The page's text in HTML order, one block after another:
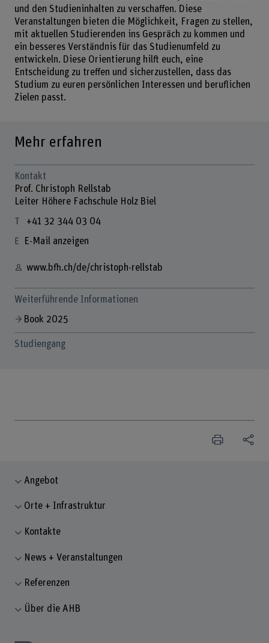
und den Studieninhalten zu verschaffen. Diese
Veranstaltungen bieten die Möglichkeit, Fragen zu stellen,
mit aktuellen Studierenden ins Gespräch zu kommen und
ein besseres Verständnis für das Studienumfeld zu
entwickeln. Diese Orientierung hilft euch, eine
Entscheidung zu treffen und sicherzustellen, dass das
Studium zu euren persönlichen Interessen und beruflichen
Zielen passt.
Mehr erfahren
Kontakt
Prof. Christoph Rellstab
Leiter Höhere Fachschule Holz Biel
+41 32 344 03 04
E-Mail anzeigen
www.bfh.ch/de/christoph-rellstab
Weiterführende Informationen
Book 2025
Studiengang
Angebot
Orte + Infrastruktur
Kontakte
News + Veranstaltungen
Referenzen
Über die AHB